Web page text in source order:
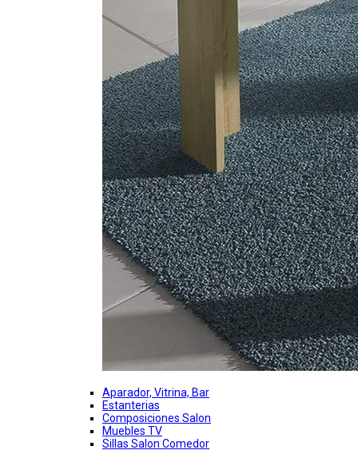
Aparador, Vitrina, Bar
Estanterias
Composiciones Salon
Muebles TV
Sillas Salon Comedor